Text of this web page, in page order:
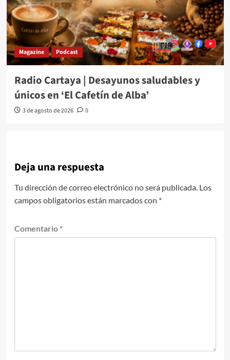
Magazine Podcast
Radio Cartaya | Desayunos saludables y
únicos en ‘El Cafetín de Alba’
3 de agosto de 2026 0
Deja una respuesta
Tu dirección de correo electrónico no será publicada. Los
campos obligatorios están marcados con *
Comentario *